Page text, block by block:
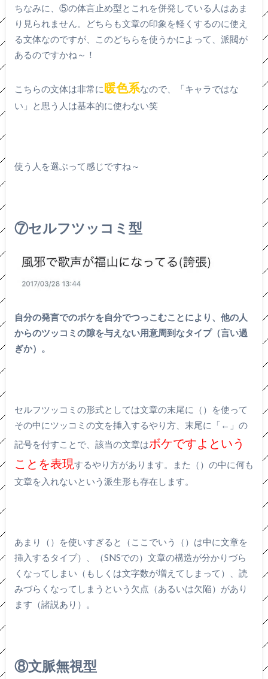
ちなみに、⑤の体言止め型とこれを併発している人はあま
り見られません。どちらも文章の印象を軽くするのに使え
る文体なのですが、このどちらを使うかによって、派閥が
あるのですかね～！
こちらの文体は非常に暖色系なので、「キャラではな
い」と思う人は基本的に使わない笑
使う人を選ぶって感じですね～
⑦セルフツッコミ型
自分の発言でのボケを自分でつっこむことにより、他の人
からのツッコミの隙を与えない用意周到なタイプ（言い過
ぎか）。
セルフツッコミの形式としては文章の末尾に（）を使って
その中にツッコミの文を挿入するやり方、末尾に「←」の
記号を付すことで、該当の文章はボケですよという
ことを表現するやり方があります。また（）の中に何も
文章を入れないという派生形も存在します。
あまり（）を使いすぎると（ここでいう（）は中に文章を
挿入するタイプ）、（SNSでの）文章の構造が分かりづら
くなってしまい（もしくは文字数が増えてしまって）、読
みづらくなってしまうという欠点（あるいは欠陥）があり
ます（諸説あり）。
⑧文脈無視型